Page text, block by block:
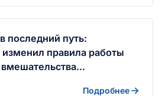
последний путь:
правила работы
Подробнее